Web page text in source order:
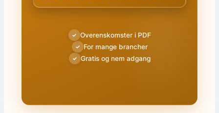
✓ Overenskomster i PDF
✓ For mange brancher
✓ Gratis og nem adgang